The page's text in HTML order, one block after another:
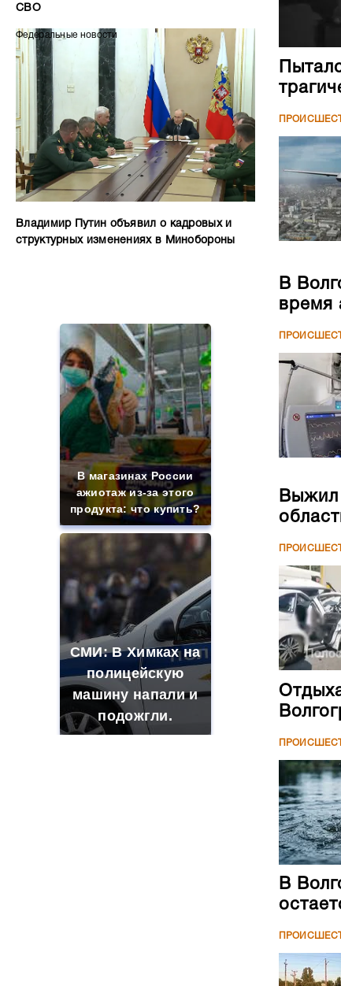
СВО
Федеральные новости
Владимир Путин объявил о кадровых и
структурных изменениях в Минобороны
В магазинах России
ажиотаж из-за этого
продукта: что купить?
СМИ: В Химках на
полицейскую
машину напали и
подожгли.
В
время
Выжил
В